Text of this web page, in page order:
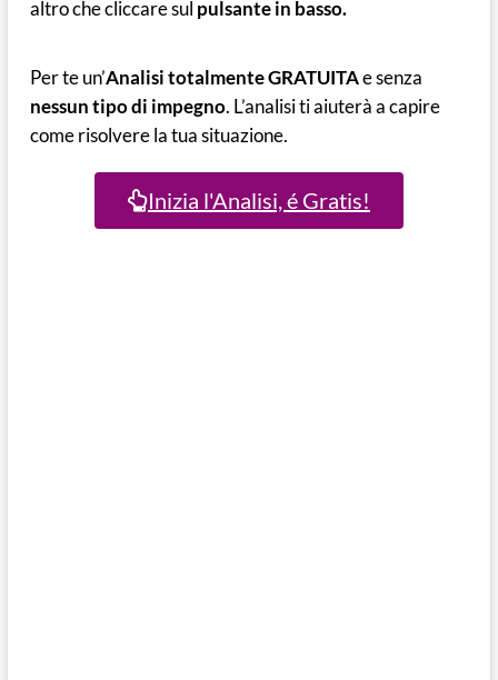
altro che cliccare sul pulsante in basso.
Per te un’Analisi totalmente GRATUITAe senza
nessun tipo di impegno. L’analisi ti aiuterà a capire
come risolvere la tua situazione.
Inizia l'Analisi, é Gratis!